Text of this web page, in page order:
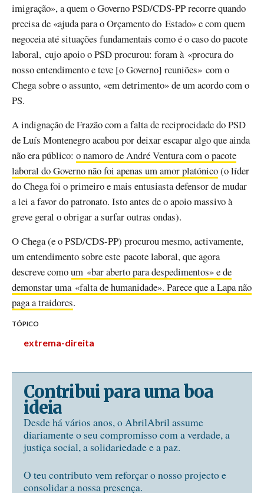
imigração», a quem o Governo PSD/CDS-PP recorre quando
precisa de «ajuda para o Orçamento do Estado» e com quem
negoceia até situações fundamentais como é o caso do pacote
laboral, cujo apoio o PSD procurou: foram à «procura do
nosso entendimento e teve [o Governo] reuniões» com o
Chega sobre o assunto, «em detrimento» de um acordo com o
PS.
A indignação de Frazão com a falta de reciprocidade do PSD
de Luís Montenegro acabou por deixar escapar algo que ainda
não era público: o namoro de André Ventura com o pacote
laboral do Governo não foi apenas um amor platónico(o líder
do Chega foi o primeiro e mais entusiasta defensor de mudar
a lei a favor do patronato. Isto antes de o apoio massivo à
greve geral o obrigar a surfar outras ondas).
O Chega (e o PSD/CDS-PP) procurou mesmo, activamente,
um entendimento sobre este pacote laboral, que agora
descreve comoum «bar aberto para despedimentos» e de
demonstar uma «falta de humanidade». Parece que a Lapa não
paga a traidores.
TÓPICO
extrema-direita
Contribui para uma boa
ideia
Desde há vários anos, o AbrilAbril assume
diariamente o seu compromisso com a verdade, a
justiça social, a solidariedade e a paz.
O teu contributo vem reforçar o nosso projecto e
consolidar a nossa presença.